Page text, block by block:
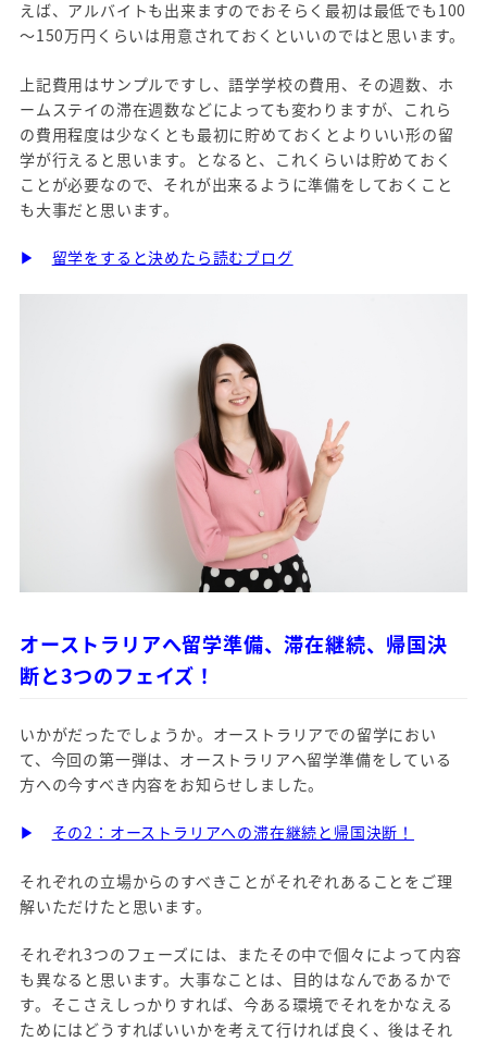
えば、アルバイトも出来ますのでおそらく最初は最低でも100
～150万円くらいは用意されておくといいのではと思います。
上記費用はサンプルですし、語学学校の費用、その週数、ホ
ームステイの滞在週数などによっても変わりますが、これら
の費用程度は少なくとも最初に貯めておくとよりいい形の留
学が行えると思います。となると、これくらいは貯めておく
ことが必要なので、それが出来るように準備をしておくこと
も大事だと思います。
▶ 留学をすると決めたら読むブログ
オーストラリアへ留学準備、滞在継続、帰国決
断と3つのフェイズ！
いかがだったでしょうか。オーストラリアでの留学におい
て、今回の第一弾は、オーストラリアへ留学準備をしている
方への今すべき内容をお知らせしました。
▶ その2：オーストラリアへの滞在継続と帰国決断！
それぞれの立場からのすべきことがそれぞれあることをご理
解いただけたと思います。
それぞれ3つのフェーズには、またその中で個々によって内容
も異なると思います。大事なことは、目的はなんであるかで
す。そこさえしっかりすれば、今ある環境でそれをかなえる
ためにはどうすればいいかを考えて行ければ良く、後はそれ